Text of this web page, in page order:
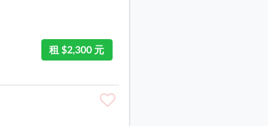
租 $2,300 元